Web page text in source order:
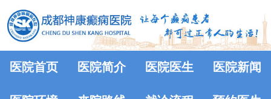
医院首页 医院简介 医院医生 医院新闻